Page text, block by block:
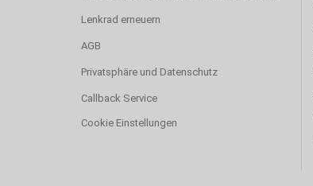
Lenkrad erneuern
AGB
Privatsphäre und Datenschutz
Callback Service
Cookie Einstellungen